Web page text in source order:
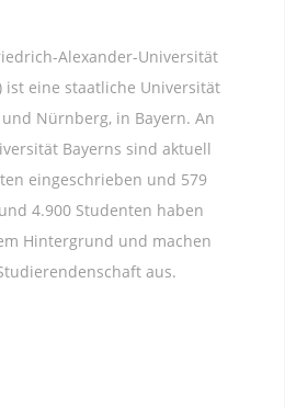
Alexander-Universität
ist eine staatliche Universität
Nürnberg, in Bayern. An
Bayerns sind aktuell
eingeschrieben und 579
4.900 Studenten haben
Hintergrund und machen
aus.